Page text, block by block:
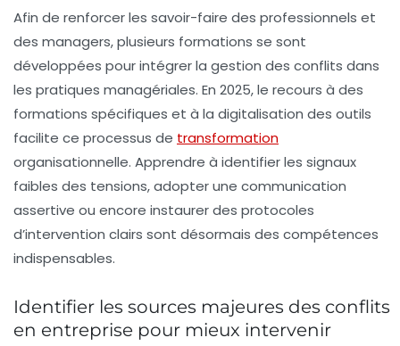
Afin de renforcer les savoir-faire des professionnels et
des managers, plusieurs formations se sont
développées pour intégrer la gestion des conflits dans
les pratiques managériales. En 2025, le recours à des
formations spécifiques et à la digitalisation des outils
facilite ce processus de transformation
organisationnelle. Apprendre à identifier les signaux
faibles des tensions, adopter une communication
assertive ou encore instaurer des protocoles
d’intervention clairs sont désormais des compétences
indispensables.
Identifier les sources majeures des conflits
en entreprise pour mieux intervenir